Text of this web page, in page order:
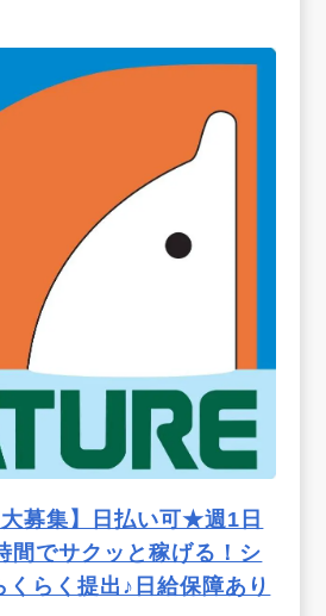
大募集】日払い可★週1日
間でサクッと稼げる！シ
らく提出♪日給保障あり